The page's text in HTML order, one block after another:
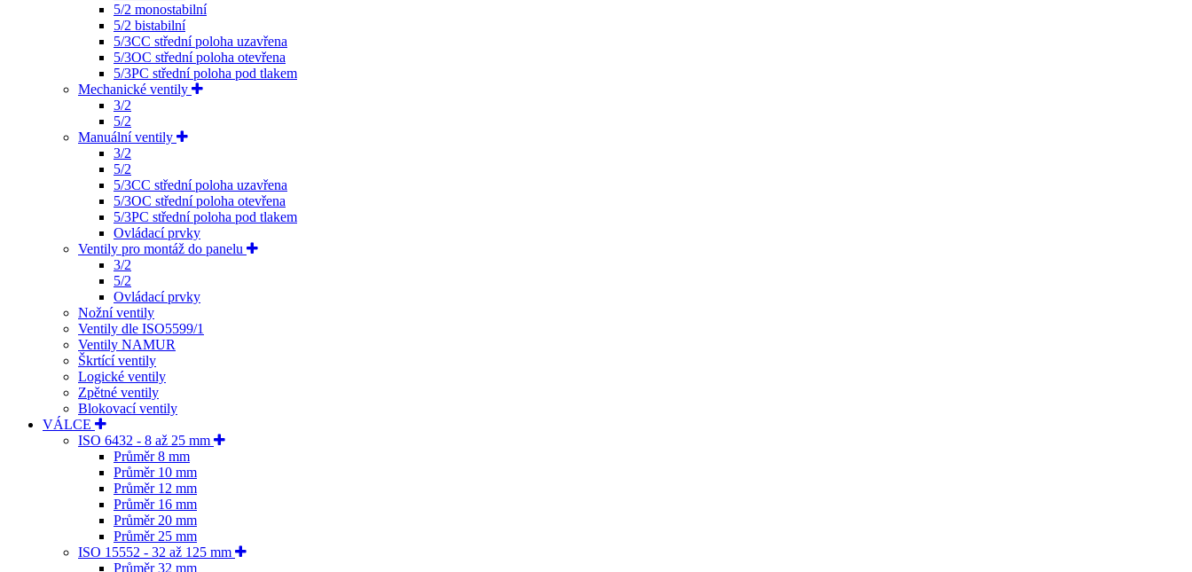
5/2 monostabilní
5/2 bistabilní
5/3CC střední poloha uzavřena
5/3OC střední poloha otevřena
5/3PC střední poloha pod tlakem
Mechanické ventily
3/2
5/2
Manuální ventily
3/2
5/2
5/3CC střední poloha uzavřena
5/3OC střední poloha otevřena
5/3PC střední poloha pod tlakem
Ovládací prvky
Ventily pro montáž do panelu
3/2
5/2
Ovládací prvky
Nožní ventily
Ventily dle ISO5599/1
Ventily NAMUR
Škrtící ventily
Logické ventily
Zpětné ventily
Blokovací ventily
VÁLCE
ISO 6432 - 8 až 25 mm
Průměr 8 mm
Průměr 10 mm
Průměr 12 mm
Průměr 16 mm
Průměr 20 mm
Průměr 25 mm
ISO 15552 - 32 až 125 mm
Průměr 32 mm